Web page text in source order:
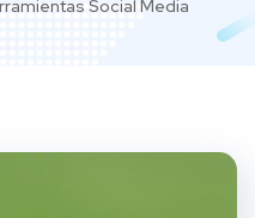
Social Media